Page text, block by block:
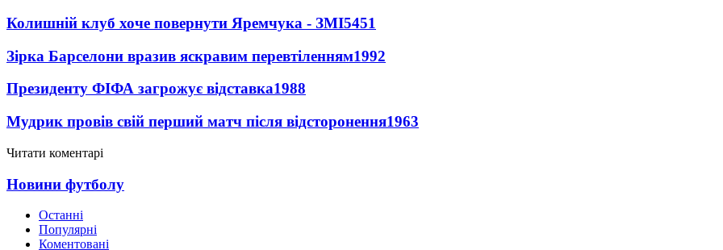
Колишній клуб хоче повернути Яремчука - ЗМІ5451
Зірка Барселони вразив яскравим перевтіленням1992
Президенту ФІФА загрожує відставка1988
Мудрик провів свій перший матч після відсторонення1963
Читати коментарі
Новини футболу
Останні
Популярні
Коментовані